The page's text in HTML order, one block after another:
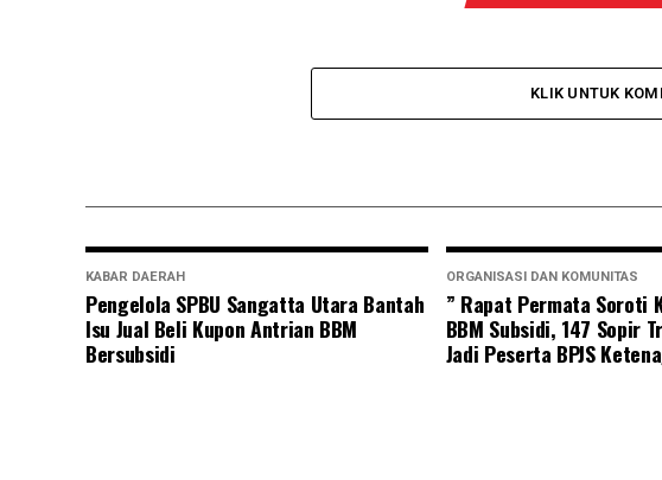
KLIK UNTUK
KABAR DAERAH
Pengelola SPBU Sangatta Utara Bantah
Isu Jual Beli Kupon Antrian BBM
Bersubsidi
ORGANISASI DAN KOMUNITAS
” Rapat Permata Soroti
BBM Subsidi, 147 Sopir
Jadi Peserta BPJS